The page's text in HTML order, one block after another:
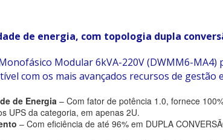
de energia, com topologia dupla
Modular 6kVA-220V (DWMM6-MA4)
com os mais avançados recursos de gestão
de Energia – Com fator de potência 1.0, fornece
UPS da categoria, em apenas 2U.
– Com eficiência de até 96% em DUPLA